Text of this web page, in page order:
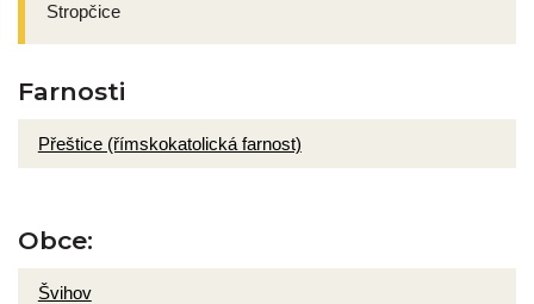
Stropčice
Farnosti
Přeštice (římskokatolická farnost)
Obce:
Švihov